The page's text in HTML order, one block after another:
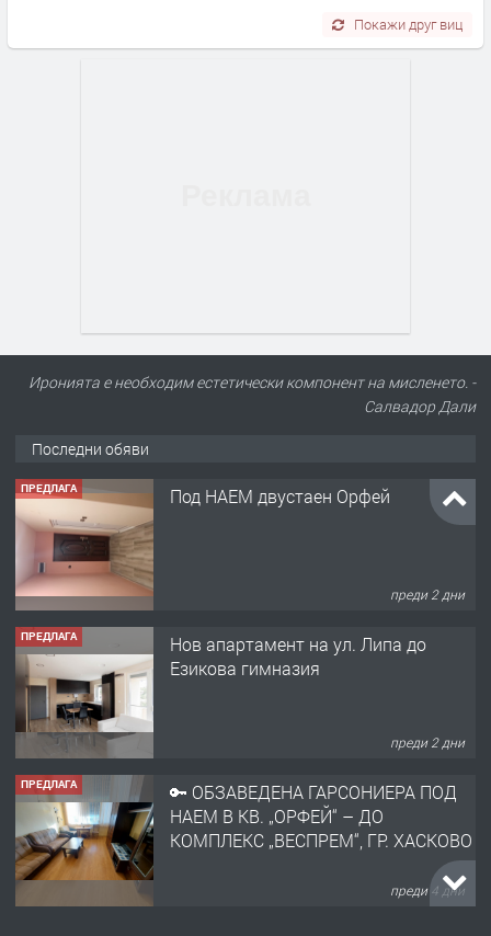
Покажи друг виц
Иронията е необходим естетически компонент на мисленето. -
Салвадор Дали
Последни обяви
преди 2 дни
ПРЕДЛАГА
ПРЕДЛАГА
ПРЕДЛАГА